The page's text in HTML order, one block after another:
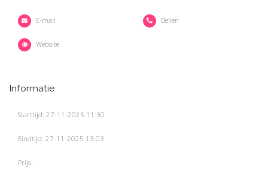
E-mail Bellen
Website
Informatie
Starttijd: 27-11-2025 11:30
Eindtijd: 27-11-2025 13:03
Prijs: